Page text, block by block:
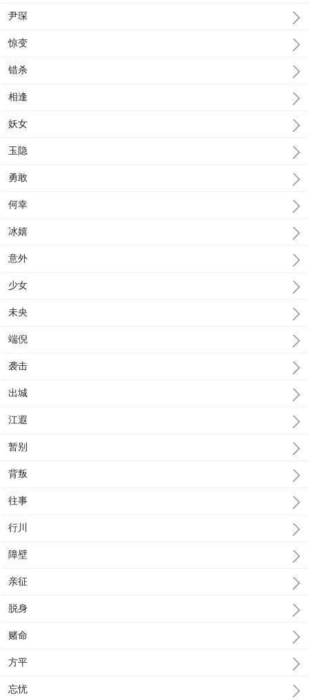
尹琛
惊变
错杀
相逢
妖女
玉隐
勇敢
何幸
冰嬉
意外
少女
未央
端倪
袭击
出城
江遐
暂别
背叛
往事
行川
障壁
亲征
脱身
赌命
方平
忘忧